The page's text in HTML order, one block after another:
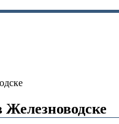
Железноводске